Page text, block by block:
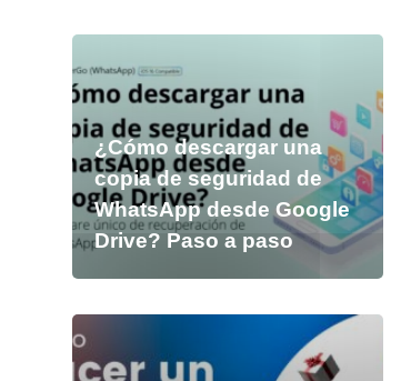
¿Cómo descargar una
copia de seguridad de
WhatsApp desde Google
Drive? Paso a paso